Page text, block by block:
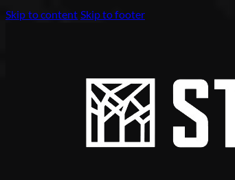
Skip to content Skip to footer